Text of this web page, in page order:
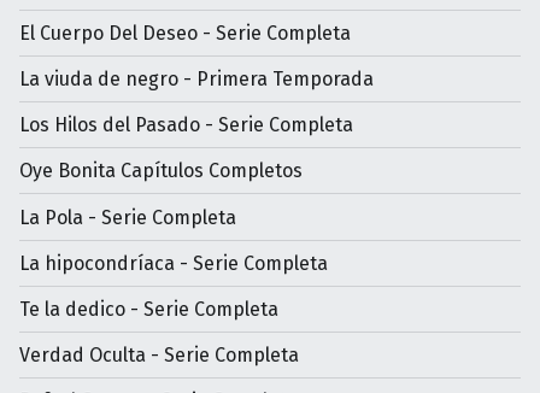
El Cuerpo Del Deseo - Serie Completa
La viuda de negro - Primera Temporada
Los Hilos del Pasado - Serie Completa
Oye Bonita Capítulos Completos
La Pola - Serie Completa
La hipocondríaca - Serie Completa
Te la dedico - Serie Completa
Verdad Oculta - Serie Completa